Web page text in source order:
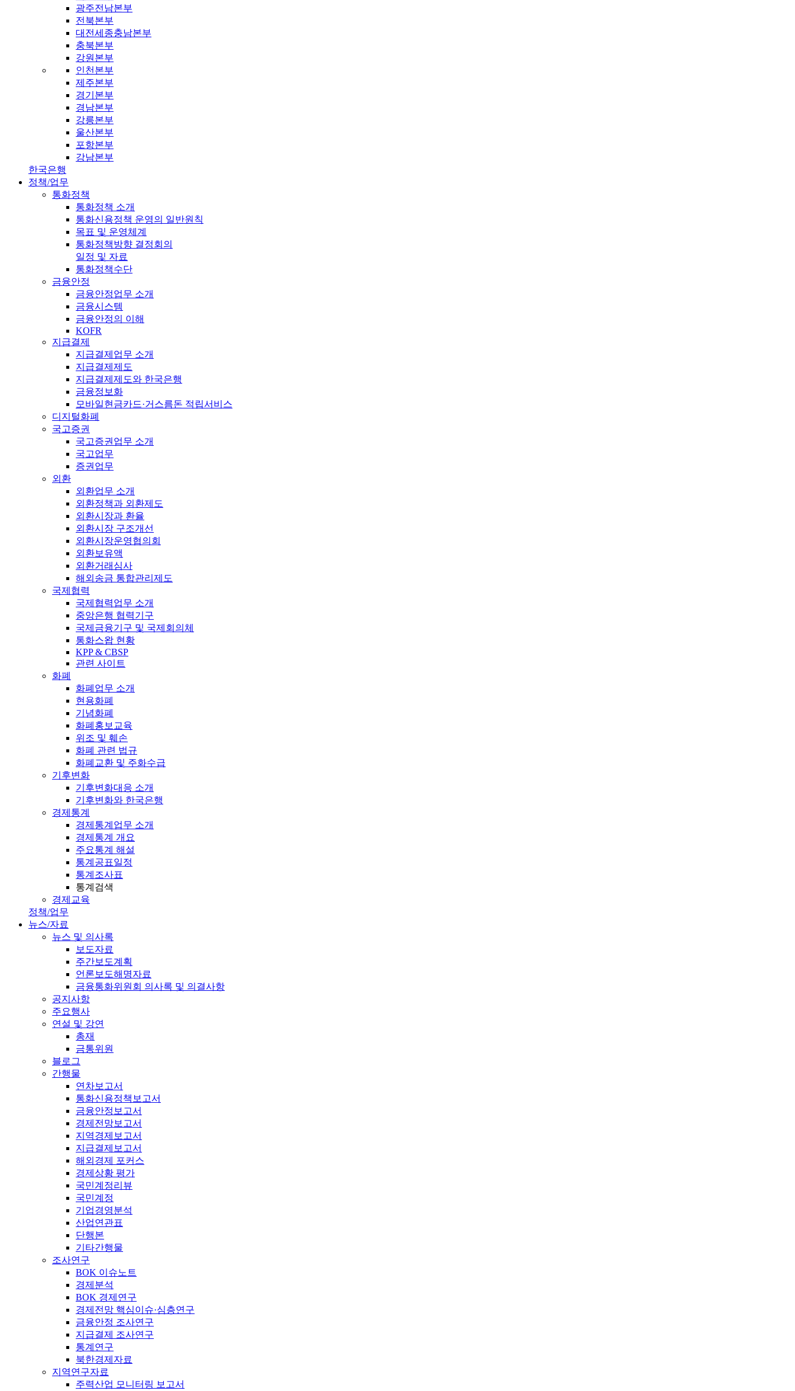
광주전남본부
전북본부
대전세종충남본부
충북본부
강원본부
인천본부
제주본부
경기본부
경남본부
강릉본부
울산본부
포항본부
강남본부
한국은행
정책/업무
통화정책
통화정책 소개
통화신용정책 운영의 일반원칙
목표 및 운영체계
통화정책방향 결정회의
일정 및 자료
통화정책수단
금융안정
금융안정업무 소개
금융시스템
금융안정의 이해
KOFR
지급결제
지급결제업무 소개
지급결제제도
지급결제제도와 한국은행
금융정보화
모바일현금카드·거스름돈 적립서비스
디지털화폐
국고증권
국고증권업무 소개
국고업무
증권업무
외환
외환업무 소개
외환정책과 외환제도
외환시장과 환율
외환시장 구조개선
외환시장운영협의회
외환보유액
외환거래심사
해외송금 통합관리제도
국제협력
국제협력업무 소개
중앙은행 협력기구
국제금융기구 및 국제회의체
통화스왑 현황
KPP & CBSP
관련 사이트
화폐
화폐업무 소개
현용화폐
기념화폐
화폐홍보교육
위조 및 훼손
화폐 관련 법규
화폐교환 및 주화수급
기후변화
기후변화대응 소개
기후변화와 한국은행
경제통계
경제통계업무 소개
경제통계 개요
주요통계 해설
통계공표일정
통계조사표
통계검색
경제교육
정책/업무
뉴스/자료
뉴스 및 의사록
보도자료
주간보도계획
언론보도해명자료
금융통화위원회 의사록 및 의결사항
공지사항
주요행사
연설 및 강연
총재
금통위원
블로그
간행물
연차보고서
통화신용정책보고서
금융안정보고서
경제전망보고서
지역경제보고서
지급결제보고서
해외경제 포커스
경제상황 평가
국민계정리뷰
국민계정
기업경영분석
산업연관표
단행본
기타간행물
조사연구
BOK 이슈노트
경제분석
BOK 경제연구
경제전망 핵심이슈·심층연구
금융안정 조사연구
지급결제 조사연구
통계연구
북한경제자료
지역연구자료
주력산업 모니터링 보고서